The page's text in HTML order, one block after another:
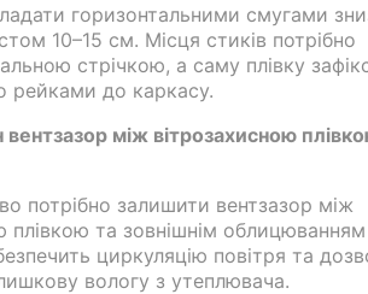
горизонтальними смугами
10–15 см. Місця стиків потрібно
стрічкою, а саму плівку
рейками до каркасу.
між вітрозахисною
потрібно залишити вентзазор між
плівкою та зовнішнім облицюванням
циркуляцію повітря та
вологу з утеплювача.